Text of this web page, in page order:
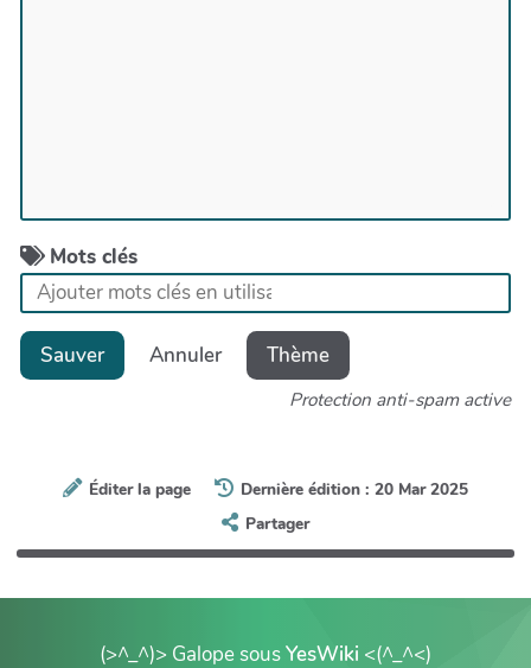
Mots clés
Sauver Annuler Thème
Protection anti-spam active
Éditer la page
Dernière édition : 20 Mar 2025
Partager
(>^_^)> Galope sousYesWiki <(^_^<)